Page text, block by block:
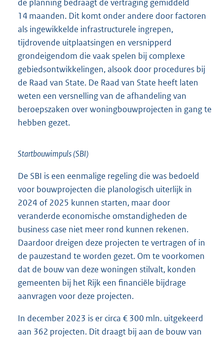
de planning bedraagt de vertraging gemiddeld
14 maanden. Dit komt onder andere door factoren
als ingewikkelde infrastructurele ingrepen,
tijdrovende uitplaatsingen en versnipperd
grondeigendom die vaak spelen bij complexe
gebiedsontwikkelingen, alsook door procedures bij
de Raad van State. De Raad van State heeft laten
weten een versnelling van de afhandeling van
beroepszaken over woningbouwprojecten in gang te
hebben gezet.
Startbouwimpuls (SBI)
De SBI is een eenmalige regeling die was bedoeld
voor bouwprojecten die planologisch uiterlijk in
2024 of 2025 kunnen starten, maar door
veranderde economische omstandigheden de
business case niet meer rond kunnen rekenen.
Daardoor dreigen deze projecten te vertragen of in
de pauzestand te worden gezet. Om te voorkomen
dat de bouw van deze woningen stilvalt, konden
gemeenten bij het Rijk een financiële bijdrage
aanvragen voor deze projecten.
In december 2023 is er circa € 300 mln. uitgekeerd
aan 362 projecten. Dit draagt bij aan de bouw van